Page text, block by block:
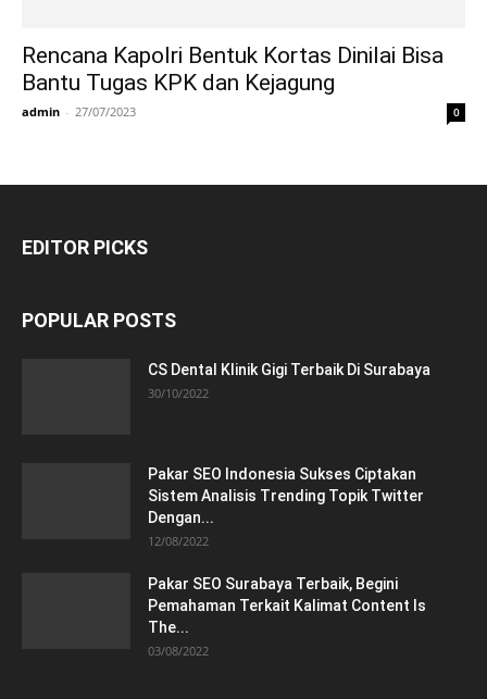
Rencana Kapolri Bentuk Kortas Dinilai Bisa
Bantu Tugas KPK dan Kejagung
admin - 27/07/2023 0
EDITOR PICKS
POPULAR POSTS
CS Dental Klinik Gigi Terbaik Di Surabaya
30/10/2022
Pakar SEO Indonesia Sukses Ciptakan
Sistem Analisis Trending Topik Twitter
Dengan...
12/08/2022
Pakar SEO Surabaya Terbaik, Begini
Pemahaman Terkait Kalimat Content Is
The...
03/08/2022